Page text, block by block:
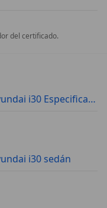
del certificado.
Hyundai i30 Especificaciones técnicas
i30 sedán